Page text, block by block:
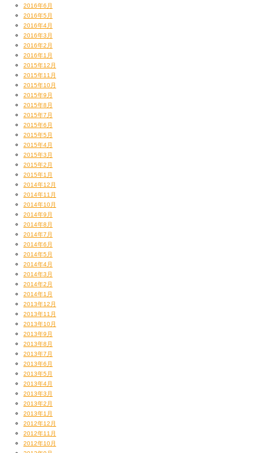
2016年6月
2016年5月
2016年4月
2016年3月
2016年2月
2016年1月
2015年12月
2015年11月
2015年10月
2015年9月
2015年8月
2015年7月
2015年6月
2015年5月
2015年4月
2015年3月
2015年2月
2015年1月
2014年12月
2014年11月
2014年10月
2014年9月
2014年8月
2014年7月
2014年6月
2014年5月
2014年4月
2014年3月
2014年2月
2014年1月
2013年12月
2013年11月
2013年10月
2013年9月
2013年8月
2013年7月
2013年6月
2013年5月
2013年4月
2013年3月
2013年2月
2013年1月
2012年12月
2012年11月
2012年10月